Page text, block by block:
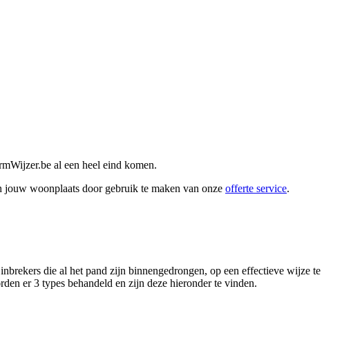
al een heel eind komen.
woonplaats door gebruik te maken van onze offerte service.
die al het pand zijn binnengedrongen, op een effectieve wijze te
er 3 types behandeld en zijn deze hieronder te vinden.